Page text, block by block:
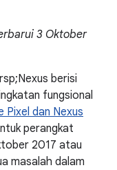
3 Oktober
berisi
fungsional
Pixel dan Nexus
perangkat
2017 atau
masalah dalam